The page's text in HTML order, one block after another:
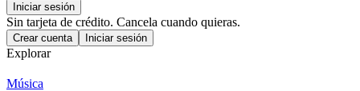
Iniciar sesión
Sin tarjeta de crédito. Cancela cuando quieras.
Crear cuenta Iniciar sesión
Explorar
Música